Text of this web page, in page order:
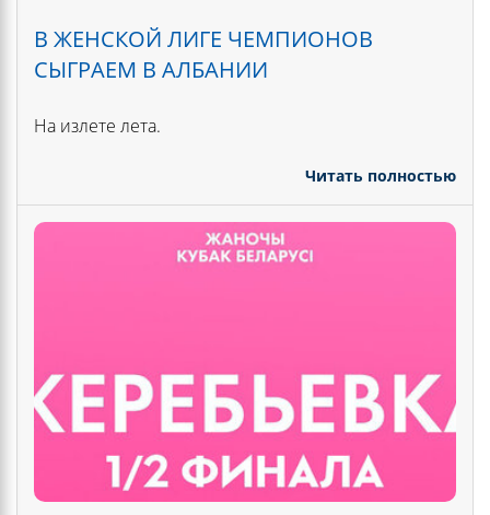
В ЖЕНСКОЙ ЛИГЕ ЧЕМПИОНОВ
СЫГРАЕМ В АЛБАНИИ
На излете лета.
Читать полностью